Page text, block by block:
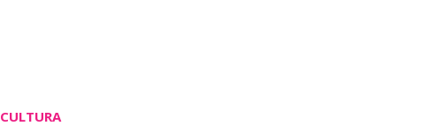
CULTURA